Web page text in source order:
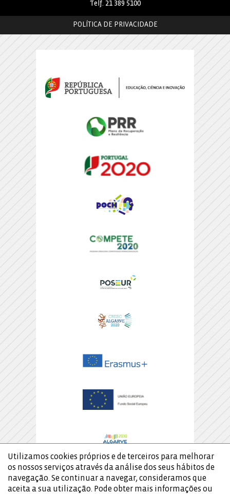
Telf. 21 389 5100
POLÍTICA DE PRIVACIDADE
Utilizamos cookies próprios e de terceiros para melhorar
os nossos serviços através da análise dos seus hábitos de
navegação. Se continuar a navegar, consideramos que
aceita a sua utilização. Pode obter mais informações ou